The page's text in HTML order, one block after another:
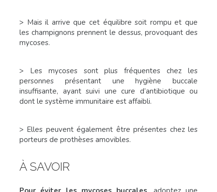
> Mais il arrive que cet équilibre soit rompu et que
les champignons prennent le dessus, provoquant des
mycoses.
> Les mycoses sont plus fréquentes chez les
personnes présentant une hygiène buccale
insuffisante, ayant suivi une cure d’antibiotique ou
dont le système immunitaire est affaibli.
> Elles peuvent également être présentes chez les
porteurs de prothèses amovibles.
À SAVOIR